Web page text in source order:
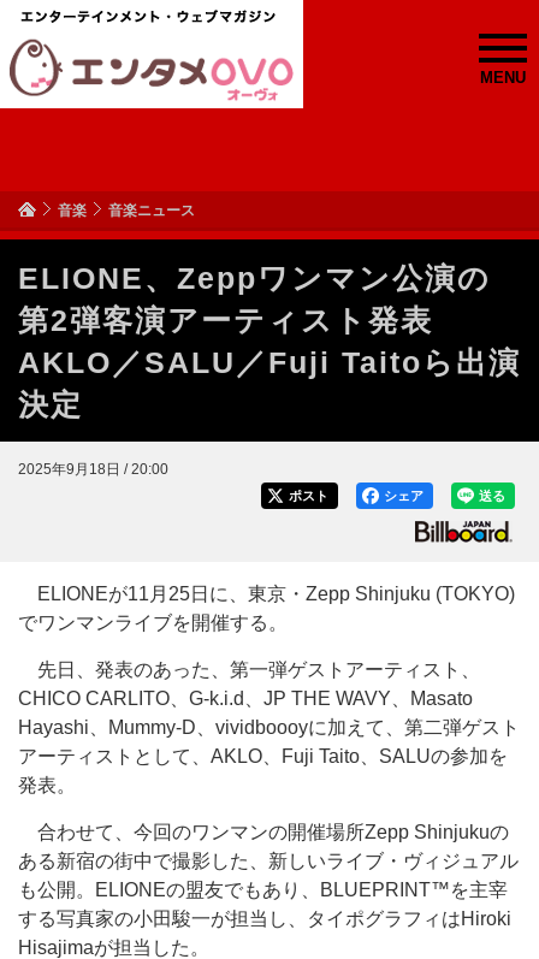
MENU
音楽 音楽ニュース
ELIONE、Zeppワンマン公演の
第2弾客演アーティスト発表
AKLO／SALU／Fuji Taitoら出演
決定
2025年9月18日 / 20:00
送る
シェア
ポスト
ELIONEが11月25日に、東京・Zepp Shinjuku (TOKYO)
でワンマンライブを開催する。
先日、発表のあった、第一弾ゲストアーティスト、
CHICO CARLITO、G-k.i.d、JP THE WAVY、Masato
Hayashi、Mummy-D、vividboooyに加えて、第二弾ゲスト
アーティストとして、AKLO、Fuji Taito、SALUの参加を
発表。
合わせて、今回のワンマンの開催場所Zepp Shinjukuの
ある新宿の街中で撮影した、新しいライブ・ヴィジュアル
も公開。ELIONEの盟友でもあり、BLUEPRINT™を主宰
する写真家の小田駿一が担当し、タイポグラフィはHiroki
Hisajimaが担当した。